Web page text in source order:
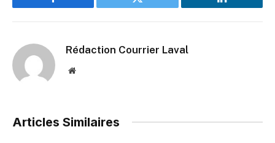
Facebook Twitter LinkedIn
Rédaction Courrier Laval
Website
Articles Similaires